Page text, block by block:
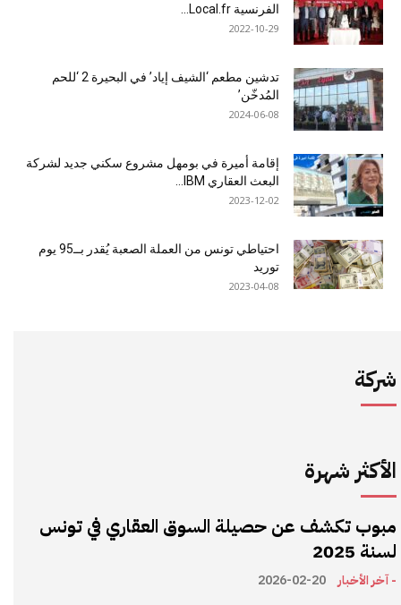
الفرنسية Local.fr...
2022-10-29
تدشين مطعم ‘الشيف إياد’ في البحيرة 2 ‘للحم
المُدخّن’
2024-06-08
إقامة أميرة في بومهل مشروع سكني جديد لشركة
البعث العقاري IBM...
2023-12-02
احتياطي تونس من العملة الصعبة يُقدر بــ95 يوم
توريد
2023-04-08
شركة
الأكثر شهرة
مبوب تكشف عن حصيلة السوق العقاري في تونس
لسنة 2025
- آخر الأخبار 2026-02-20